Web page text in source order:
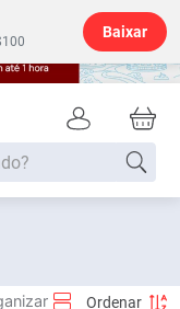
Baixar